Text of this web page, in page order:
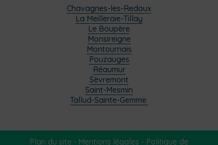
Chavagnes-les-Redoux
La Meilleraie-Tillay
Le Boupère
Monsireigne
Montournais
Pouzauges
Réaumur
Sèvremont
Saint-Mesmin
Tallud-Sainte-Gemme
Plan du site - Mentions légales - Politique de